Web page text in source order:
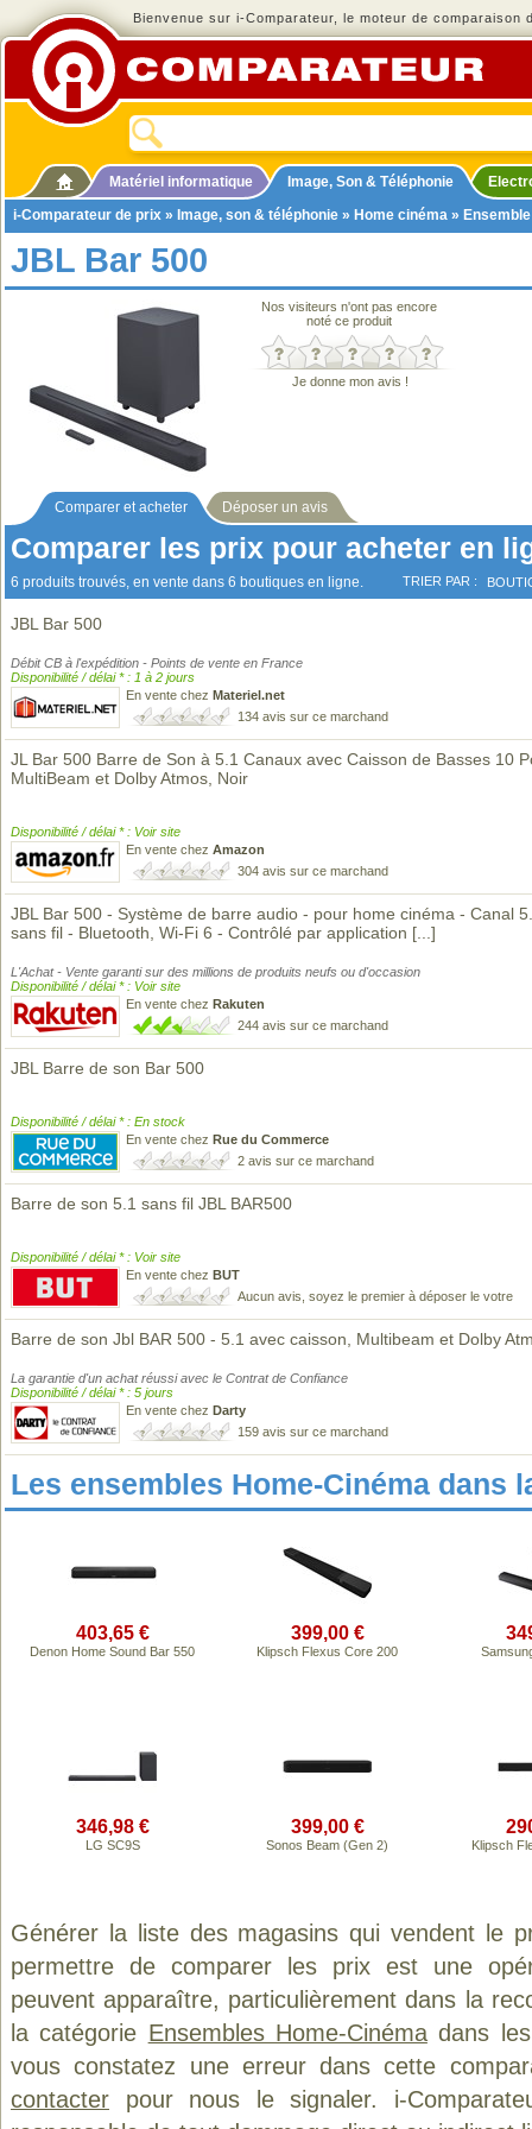
Bienvenue sur i-Comparateur, le moteur de comparaison
Matériel informatique Image, Son & Téléphonie
i-Comparateur de prix » Image, son & téléphonie » Home cinéma »
JBL Bar 500
Nos visiteurs n'ont pas encore
noté ce produit
Je donne mon avis !
Comparer et acheter Déposer un avis
Comparer les prix pour acheter en
6 produits trouvés, en vente dans 6 boutiques en ligne. TRIER PAR :
JBL Bar 500
Débit CB à l'expédition - Points de vente en France
Disponibilité / délai * : 1 à 2 jours
En vente chez Materiel.net
134 avis sur ce marchand
JL Bar 500 Barre de Son à 5.1 Canaux avec Caisson de Basses 10
MultiBeam et Dolby Atmos, Noir
Disponibilité / délai * : Voir site
En vente chez Amazon
304 avis sur ce marchand
JBL Bar 500 - Système de barre audio - pour home cinéma - Canal
sans fil - Bluetooth, Wi-Fi 6 - Contrôlé par application [...]
L'Achat - Vente garanti sur des millions de produits neufs ou d'occasion
Disponibilité / délai * : Voir site
En vente chez Rakuten
244 avis sur ce marchand
JBL Barre de son Bar 500
Disponibilité / délai * : En stock
En vente chez Rue du Commerce
2 avis sur ce marchand
Barre de son 5.1 sans fil JBL BAR500
Disponibilité / délai * : Voir site
En vente chez BUT
Aucun avis, soyez le premier à déposer le votre
Barre de son Jbl BAR 500 - 5.1 avec caisson, Multibeam et Dolby
La garantie d'un achat réussi avec le Contrat de Confiance
Disponibilité / délai * : 5 jours
En vente chez Darty
159 avis sur ce marchand
Les ensembles Home-Cinéma dans
403,65 €
Denon Home Sound Bar 550
399,00 €
Klipsch Flexus Core 200
346,98 €
LG SC9S
399,00 €
Sonos Beam (Gen 2) Klipsch
Générer la liste des magasins qui vendent le
permettre de comparer les prix est une
peuvent apparaître, particulièrement dans la
la catégorie Ensembles Home-Cinémadans les
vous constatez une erreur dans cette
contacter pour nous le signaler. i-